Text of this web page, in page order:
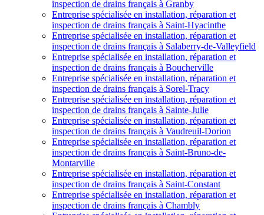
inspection de drains français à Granby
Entreprise spécialisée en installation, réparation et
inspection de drains français à Saint-Hyacinthe
Entreprise spécialisée en installation, réparation et
inspection de drains français à Salaberry-de-Valleyfield
Entreprise spécialisée en installation, réparation et
inspection de drains français à Boucherville
Entreprise spécialisée en installation, réparation et
inspection de drains français à Sorel-Tracy
Entreprise spécialisée en installation, réparation et
inspection de drains français à Sainte-Julie
Entreprise spécialisée en installation, réparation et
inspection de drains français à Vaudreuil-Dorion
Entreprise spécialisée en installation, réparation et
inspection de drains français à Saint-Bruno-de-
Montarville
Entreprise spécialisée en installation, réparation et
inspection de drains français à Saint-Constant
Entreprise spécialisée en installation, réparation et
inspection de drains français à Chambly